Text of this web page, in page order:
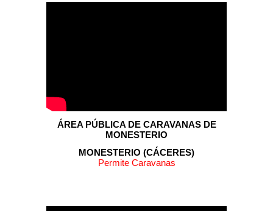
ÁREA PÚBLICA DE CARAVANAS DE
MONESTERIO
MONESTERIO (CÁCERES)
Permite Caravanas